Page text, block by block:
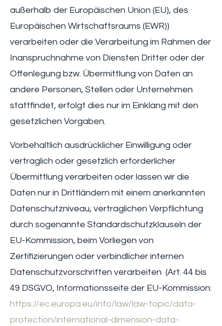
außerhalb der Europäischen Union (EU), des
Europäischen Wirtschaftsraums (EWR))
verarbeiten oder die Verarbeitung im Rahmen der
Inanspruchnahme von Diensten Dritter oder der
Offenlegung bzw. Übermittlung von Daten an
andere Personen, Stellen oder Unternehmen
stattfindet, erfolgt dies nur im Einklang mit den
gesetzlichen Vorgaben.
Vorbehaltlich ausdrücklicher Einwilligung oder
vertraglich oder gesetzlich erforderlicher
Übermittlung verarbeiten oder lassen wir die
Daten nur in Drittländern mit einem anerkannten
Datenschutzniveau, vertraglichen Verpflichtung
durch sogenannte Standardschutzklauseln der
EU-Kommission, beim Vorliegen von
Zertifizierungen oder verbindlicher internen
Datenschutzvorschriften verarbeiten (Art. 44 bis
49 DSGVO, Informationsseite der EU-Kommission:
https://ec.europa.eu/info/law/law-topic/data-
protection/international-dimension-data-